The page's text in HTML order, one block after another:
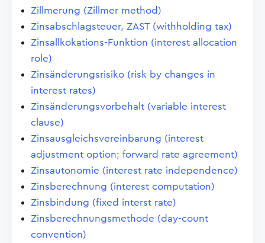
Zillmerung (Zillmer method)
Zinsabschlagsteuer, ZAST (withholding tax)
Zinsallkokations-Funktion (interest allocation
role)
Zinsänderungsrisiko (risk by changes in
interest rates)
Zinsänderungsvorbehalt (variable interest
clause)
Zinsausgleichsvereinbarung (interest
adjustment option; forward rate agreement)
Zinsautonomie (interest rate independence)
Zinsberechnung (interest computation)
Zinsbindung (fixed interst rate)
Zinsberechnungsmethode (day-count
convention)